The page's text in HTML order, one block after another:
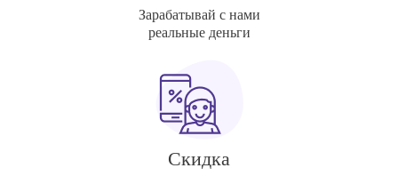
Зарабатывай с нами
реальные деньги
Скидка